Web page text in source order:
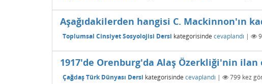
Aşağıdakilerden hangisi C. Mackinnon'ın
Toplumsal Cinsiyet Sosyolojisi Dersi kategorisinde cevaplandı |
1917'de Orenburg'da Alaş Özerkliği'nin
Çağdaş Türk Dünyası Dersi kategorisinde cevaplandı | 799 kez